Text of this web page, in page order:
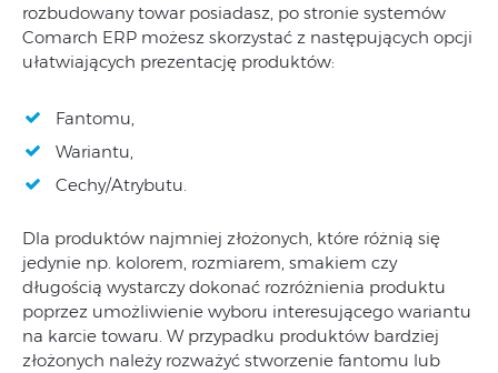
rozbudowany towar posiadasz, po stronie systemów
Comarch ERP możesz skorzystać z następujących opcji
ułatwiających prezentację produktów:
Fantomu,
Wariantu,
Cechy/Atrybutu.
Dla produktów najmniej złożonych, które różnią się
jedynie np. kolorem, rozmiarem, smakiem czy
długością wystarczy dokonać rozróżnienia produktu
poprzez umożliwienie wyboru interesującego wariantu
na karcie towaru. W przypadku produktów bardziej
złożonych należy rozważyć stworzenie fantomu lub